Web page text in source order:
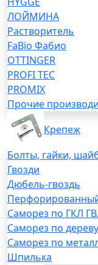
ЛОЙМИНА
Растворитель
FaBio Фабио
OTTINGER
PROFI TEC
PROMIX
Прочие
Крепеж
Болты, гайки,
Гвозди
Дюбель-гвоздь
Саморез по ГКЛ
Саморез по дереву
Саморез по
Шпилька